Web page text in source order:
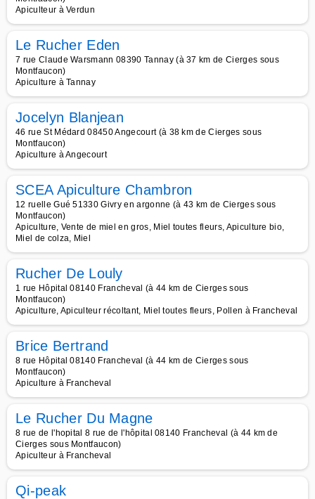
Apiculteur à Verdun
Le Rucher Eden
7 rue Claude Warsmann 08390 Tannay (à 37 km de Cierges sous
Montfaucon)
Apiculture à Tannay
Jocelyn Blanjean
46 rue St Médard 08450 Angecourt (à 38 km de Cierges sous
Montfaucon)
Apiculture à Angecourt
SCEA Apiculture Chambron
12 ruelle Gué 51330 Givry en argonne (à 43 km de Cierges sous
Montfaucon)
Apiculture, Vente de miel en gros, Miel toutes fleurs, Apiculture bio,
Miel de colza, Miel
Rucher De Louly
1 rue Hôpital 08140 Francheval (à 44 km de Cierges sous
Montfaucon)
Apiculture, Apiculteur récoltant, Miel toutes fleurs, Pollen à Francheval
Brice Bertrand
8 rue Hôpital 08140 Francheval (à 44 km de Cierges sous
Montfaucon)
Apiculture à Francheval
Le Rucher Du Magne
8 rue de l'hopital 8 rue de l'hôpital 08140 Francheval (à 44 km de
Cierges sous Montfaucon)
Apiculteur à Francheval
Qi-peak